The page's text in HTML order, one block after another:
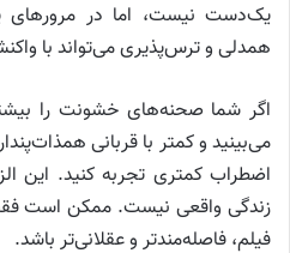
یک‌دست نیست، اما در مرورهای
همدلی و ترس‌پذیری می‌تواند با
اگر شما صحنه‌های خشونت را
می‌بینید و کمتر با قربانی
اضطراب کمتری تجربه کنید. این
زندگی واقعی نیست. ممکن است
فیلم، فاصله‌مندتر و عقلانی‌تر باشد.